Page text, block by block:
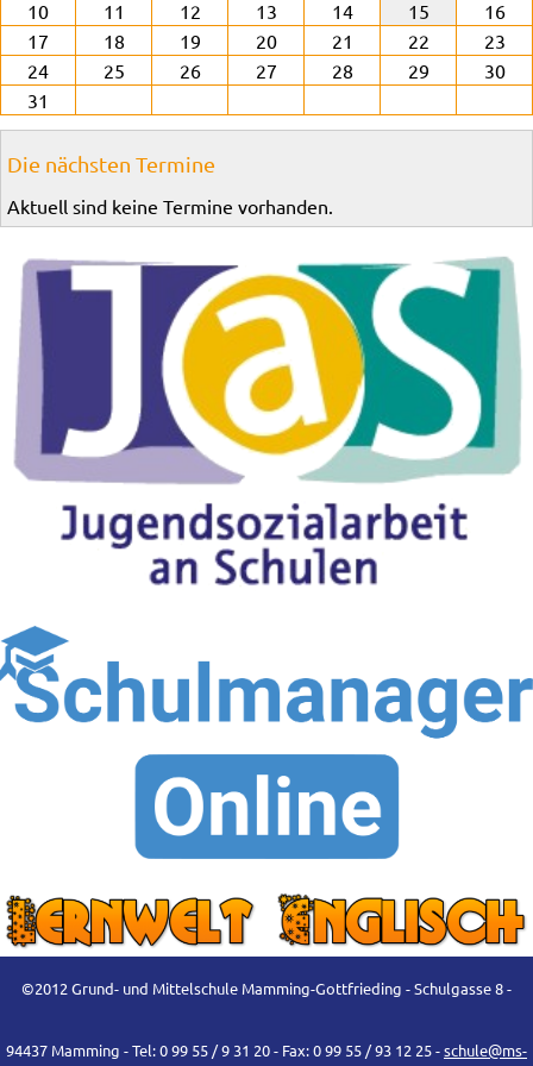
10
11 12 13 14 15
16
17
18 19 20 21 22
23
24
25 26 27 28 29
30
31
Die nächsten Termine
Aktuell sind keine Termine vorhanden.
©2012 Grund- und Mittelschule Mamming-Gottfrieding - Schulgasse 8 -
94437 Mamming - Tel: 0 99 55 / 9 31 20 - Fax: 0 99 55 / 93 12 25 -schule@ms-